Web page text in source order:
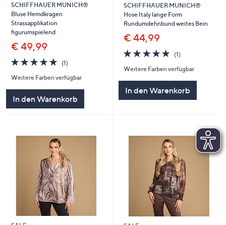
SCHIFFHAUER MUNICH®
Bluse Hemdkragen
Strassapplikation
figurumspielend
€ 49,99
5.0
von
5
(1)
Weitere Farben verfügbar
In den Warenkorb
SCHIFFHAUER MUNICH®
Hose Italy lange Form
Rundumdehnbund weites Bein
€ 44,99
5.0
von
5
(1)
Weitere Farben verfügbar
In den Warenkorb